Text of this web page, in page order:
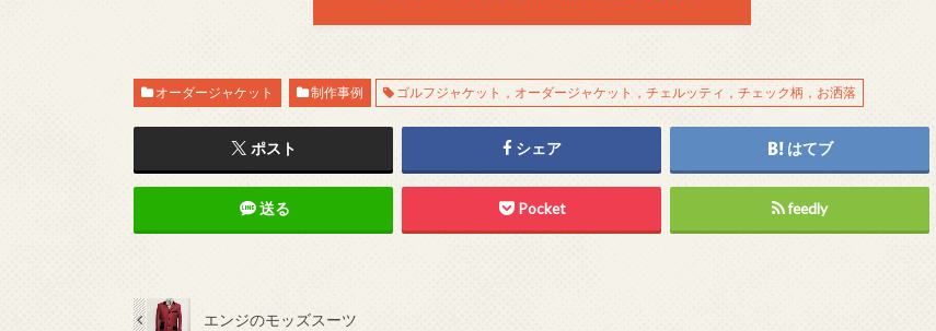
オーダージャケット 制作事例 ゴルフジャケット，オーダージャケット，チェルッティ，チェック柄，お洒落
ポスト シェア はてブ
送る Pocket feedly
エンジのモッズスーツ